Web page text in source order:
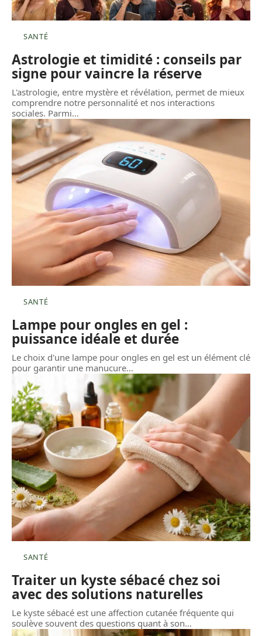
SANTÉ
Astrologie et timidité : conseils par
signe pour vaincre la réserve
L'astrologie, entre mystère et révélation, permet de mieux
comprendre notre personnalité et nos interactions
sociales. Parmi…
SANTÉ
Lampe pour ongles en gel :
puissance idéale et durée
Le choix d'une lampe pour ongles en gel est un élément clé
pour garantir une manucure…
SANTÉ
Traiter un kyste sébacé chez soi
avec des solutions naturelles
Le kyste sébacé est une affection cutanée fréquente qui
soulève souvent des questions quant à son…